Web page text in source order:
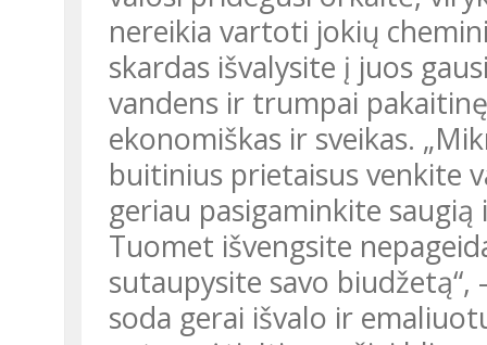
nereikia vartoti jokių
skardas išvalysite į juos
vandens ir trumpai
ekonomiškas ir sveikas.
buitinius prietaisus venkite
geriau pasigaminkite
Tuomet išvengsite
sutaupysite savo biudžetą“,
soda gerai išvalo ir